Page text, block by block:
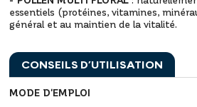
essentiels (protéines, vitamines,
général et au maintien de la vitalité.
CONSEILS D’UTILISATION
MODE D'EMPLOI